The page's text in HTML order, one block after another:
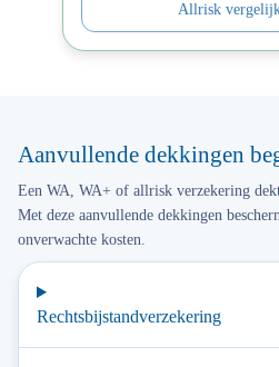
Allrisk
Aanvullende dekkingen
Een WA, WA+ of allrisk verzekering
Met deze aanvullende dekkingen
onverwachte kosten.
Rechtsbijstandverzekering